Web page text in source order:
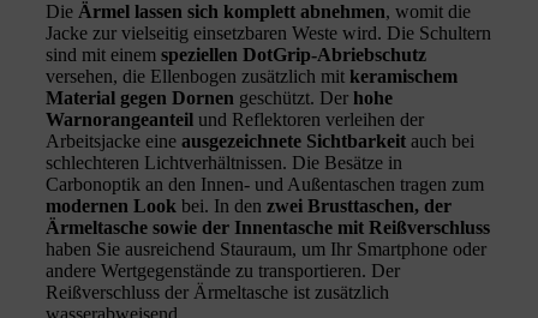
Die Ärmel lassen sich komplett abnehmen, womit die
Jacke zur vielseitig einsetzbaren Weste wird. Die Schultern
sind mit einem speziellen DotGrip-Abriebschutz
versehen, die Ellenbogen zusätzlich mit keramischem
Material gegen Dornen geschützt. Der hohe
Warnorangeanteil und Reflektoren verleihen der
Arbeitsjacke eine ausgezeichnete Sichtbarkeit auch bei
schlechteren Lichtverhältnissen. Die Besätze in
Carbonoptik an den Innen- und Außentaschen tragen zum
modernen Look bei. In den zwei Brusttaschen, der
Ärmeltasche sowie der Innentasche mit Reißverschluss
haben Sie ausreichend Stauraum, um Ihr Smartphone oder
andere Wertgegenstände zu transportieren. Der
Reißverschluss der Ärmeltasche ist zusätzlich